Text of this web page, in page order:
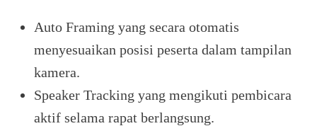
Auto Framing yang secara otomatis
menyesuaikan posisi peserta dalam tampilan
kamera.
Speaker Tracking yang mengikuti pembicara
aktif selama rapat berlangsung.